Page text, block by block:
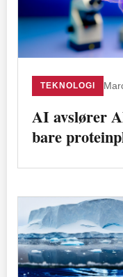
TEKNOLOGI
AI avslører
bare